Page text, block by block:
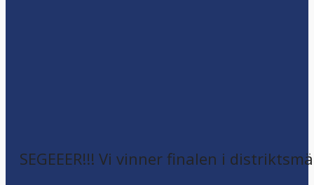
SEGEEER!!! Vi vinner finalen i